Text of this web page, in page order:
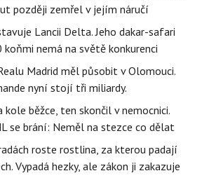
později zemřel v jejím náručí
Lancii Delta. Jeho dakar-safari
koňmi nemá na světě konkurenci
Madrid měl působit v Olomouci.
nyní stojí tři miliardy.
kole běžce, ten skončil v nemocnici.
se brání: Neměl na stezce co dělat
roste rostlina, za kterou padají
Vypadá hezky, ale zákon ji zakazuje